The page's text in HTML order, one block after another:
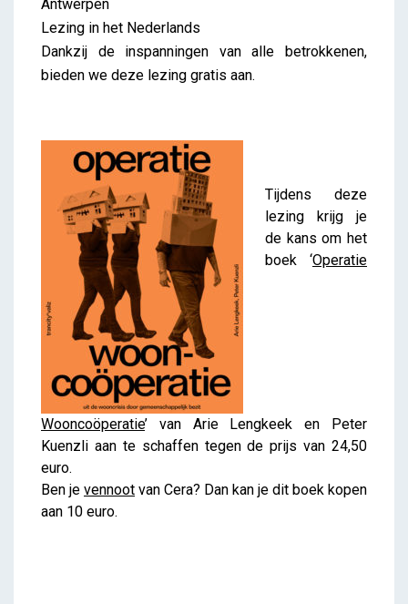
Antwerpen
Lezing in het Nederlands
Dankzij de inspanningen van alle betrokkenen,
bieden we deze lezing gratis aan.
Tijdens deze
lezing krijg je
de kans om het
boek ‘Operatie
Wooncoöperatie’ van Arie Lengkeek en Peter
Kuenzli aan te schaffen tegen de prijs van 24,50
euro.
Ben je vennoot van Cera? Dan kan je dit boek kopen
aan 10 euro.